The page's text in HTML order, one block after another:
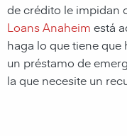
de crédito le impidan
Loans Anaheim está
haga lo que tiene que
un préstamo de
la que necesite un